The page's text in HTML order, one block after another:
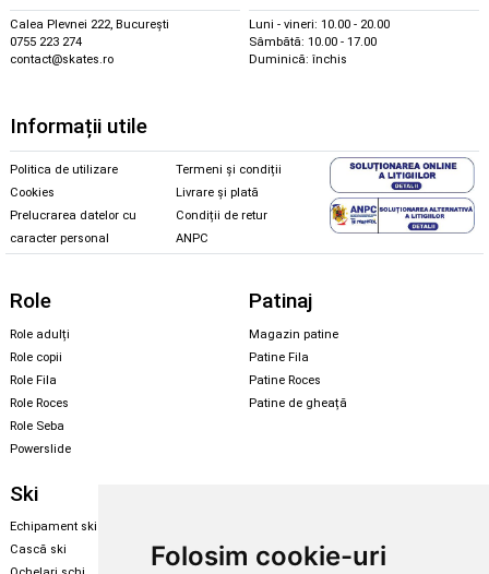
Folosim cookie-uri
Calea Plevnei 222, București
0755 223 274
contact@skates.ro
Luni - vineri: 10.00 - 20.00
Sâmbătă: 10.00 - 17.00
Duminică: închis
Informații utile
Politica de utilizare
Cookies
Prelucrarea datelor cu
caracter personal
Termeni și condiții
Livrare și plată
Condiții de retur
ANPC
Role
Role adulți
Role copii
Role Fila
Role Roces
Role Seba
Powerslide
Patinaj
Magazin patine
Patine Fila
Patine Roces
Patine de gheață
Ski
Echipament ski
Cască ski
Echipament snowboard